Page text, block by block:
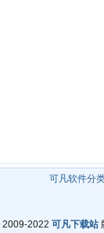
可凡软件分
2022 可凡下载站